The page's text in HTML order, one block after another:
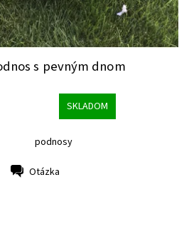
s pevným dnom
SKLADOM
podnosy
Otázka